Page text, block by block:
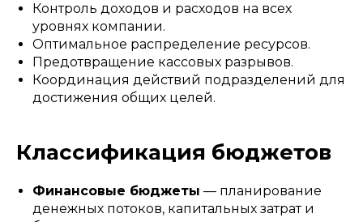
Контроль доходов и расходов на всех
уровнях компании.
Оптимальное распределение ресурсов.
Предотвращение кассовых разрывов.
Координация действий подразделений для
достижения общих целей.
Классификация бюджетов
Финансовые бюджеты — планирование
денежных потоков, капитальных затрат и